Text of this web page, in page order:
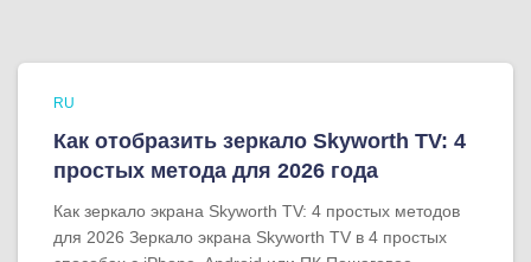
RU
Как отобразить зеркало Skyworth TV: 4
простых метода для 2026 года
Как зеркало экрана Skyworth TV: 4 простых методов
для 2026 Зеркало экрана Skyworth TV в 4 простых